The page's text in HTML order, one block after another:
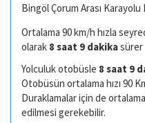
Bingöl Çorum Arası
Ortalama 90 km/h hızla
olarak 8 saat 9 dakikasürer
Yolculuk otobüsle 8 saat 9
Otobüsün ortalama hızı 90
Duraklamalar için de
edilmesi gerekebilir.